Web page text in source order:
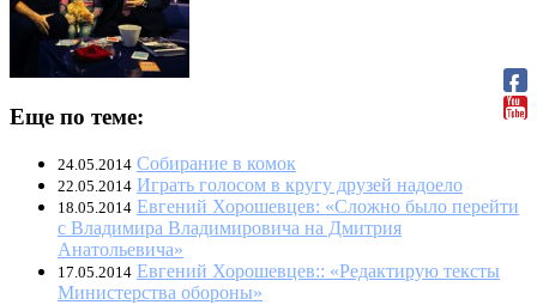
Еще по теме:
24.05.2014 Собирание в комок
22.05.2014 Играть голосом в кругу друзей надоело
18.05.2014 Евгений Хорошевцев: «Сложно было перейти
с Владимира Владимировича на Дмитрия
Анатольевича»
17.05.2014 Евгений Хорошевцев:: «Редактирую тексты
Министерства обороны»